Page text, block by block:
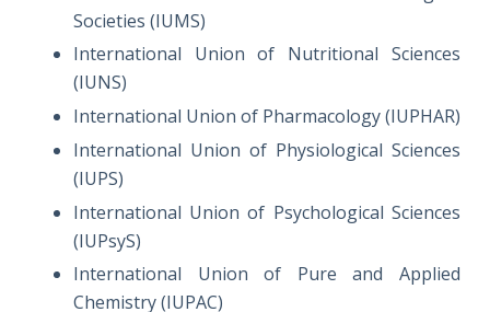
Societies (IUMS)
International Union of Nutritional Sciences
(IUNS)
International Union of Pharmacology (IUPHAR)
International Union of Physiological Sciences
(IUPS)
International Union of Psychological Sciences
(IUPsyS)
International Union of Pure and Applied
Chemistry (IUPAC)